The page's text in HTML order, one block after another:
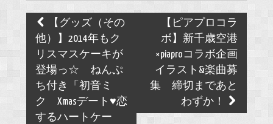
Post
navigation
【グッズ（その
他）】2014年もク
リスマスケーキが
登場っ☆ ねんぷ
ち付き「初音ミ
ク Xmasデート♥恋
するハートケー
【ピアプロコラ
ボ】新千歳空港
×piaproコラボ企画
イラスト&楽曲募
集 締切まであと
わずか！